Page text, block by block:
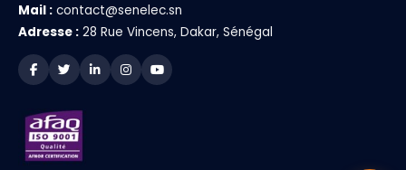
Mail : contact@senelec.sn
Adresse : 28 Rue Vincens, Dakar, Sénégal